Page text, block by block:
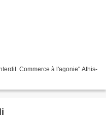
Commerce à l'agonie" Athis-